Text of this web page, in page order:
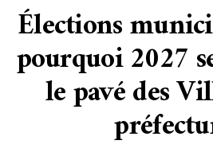
Élections
pourquoi 2027
le pavé des